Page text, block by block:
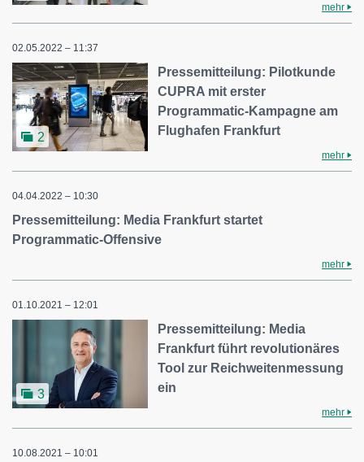
mehr
02.05.2022 – 11:37
2
Pressemitteilung: Pilotkunde
CUPRA mit erster
Programmatic-Kampagne am
Flughafen Frankfurt
mehr
04.04.2022 – 10:30
Pressemitteilung: Media Frankfurt startet
Programmatic-Offensive
mehr
01.10.2021 – 12:01
3
Pressemitteilung: Media
Frankfurt führt revolutionäres
Tool zur Reichweitenmessung
ein
mehr
10.08.2021 – 10:01